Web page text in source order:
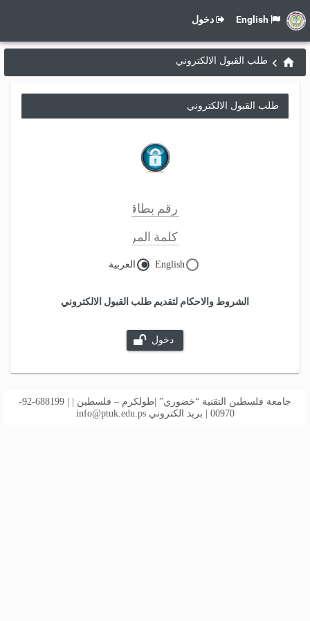
دخول
طلب القبول الالكتروني
طلب القبول الالكتروني
English العربية
الشروط والاحكام لتقديم طلب القبول الالكتروني
دخول
جامعة فلسطين التقنية “خضوري” |طولكرم – فلسطين | | 688199-92-
00970 | بريد الكتروني
info@ptuk.edu.ps